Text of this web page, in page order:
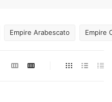
Empire Arabescato Empire